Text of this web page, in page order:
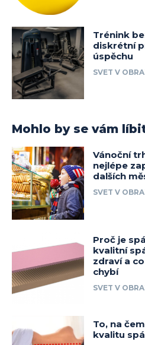
Trénink
diskrétní
úspěchu
SVET V
Mohlo by se vám
Vánoční
nejlépe
dalších
SVET V
Proč je
kvalitní
zdraví a
chybí
SVET V
To, na
kvalitu